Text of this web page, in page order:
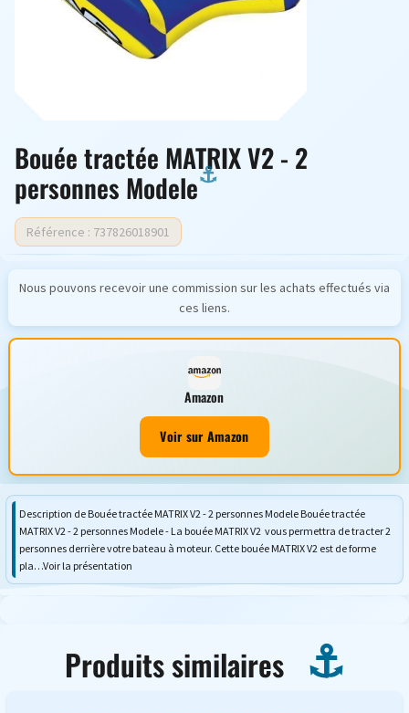
Bouée tractée MATRIX V2 - 2
personnes Modele
Référence : 737826018901
Nous pouvons recevoir une commission sur les achats effectués via
ces liens.
Amazon
Voir sur Amazon
Description de Bouée tractée MATRIX V2 - 2 personnes Modele Bouée tractée
MATRIX V2 - 2 personnes Modele - La bouée MATRIX V2 vous permettra de tracter 2
personnes derrière votre bateau à moteur. Cette bouée MATRIX V2 est de forme
pla…Voir la présentation
Produits similaires